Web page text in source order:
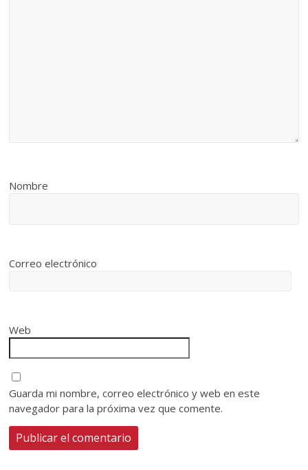
Nombre
Correo electrónico
Web
Guarda mi nombre, correo electrónico y web en este
navegador para la próxima vez que comente.